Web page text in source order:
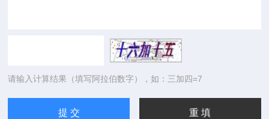
请输入计算结果（填写阿拉伯数字），如：三加四=7